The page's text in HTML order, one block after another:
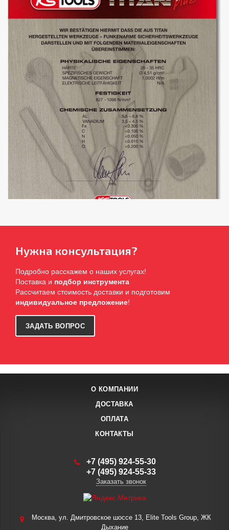
Нужна консультация?
Подробно расскажем о наших услугах!
Поставка и подбор инструмента
Рассчитаем стоимость доставки и подготовим
индивидуальное предложение!
ЗАДАТЬ ВОПРОС
О КОМПАНИИ
ДОСТАВКА
ОПЛАТА
КОНТАКТЫ
+7 (495) 924-55-30
+7 (495) 924-55-33
Заказать звонок
Москва, ул. Дмитровское шоссе 13, Elite Tools Group, ЖК
Дыхание